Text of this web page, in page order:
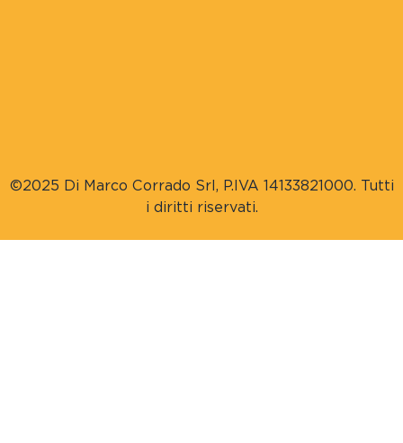
©2025 Di Marco Corrado Srl, P.IVA 14133821000. Tutti
i diritti riservati.